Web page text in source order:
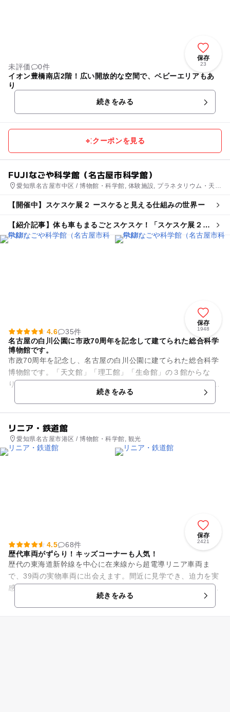
保存
23
未評価
0件
イオン豊橋南店2階！広い開放的な空間で、ベビーエリアもあ
り
続きをみる
クーポンを見る
FUJIなごや科学館（名古屋市科学館）
愛知県名古屋市中区 / 博物館・科学館, 体験施設, プラネタリウム・天文
【開催中】スケスケ展２ ースケると見える仕組みの世界ー
【紹介記事】体も車もまるごとスケスケ！「スケスケ展２」
がFUJIなごや科学館で開催
保存
1948
4.6
35件
名古屋の白川公園に市政70周年を記念して建てられた総合科学
博物館です。
市政70周年を記念し、名古屋の白川公園に建てられた総合科学
博物館です。「天文館」「理工館」「生命館」の３館からな
り、自然界のさまざまな科学現象を紹介しています。 「みて、
続きをみる
リニア・鉄道館
愛知県名古屋市港区 / 博物館・科学館, 観光
保存
2421
4.5
68件
歴代車両がずらり！キッズコーナーも人気！
歴代の東海道新幹線を中心に在来線から超電導リニア車両ま
で、39両の実物車両に出会えます。間近に見学でき、迫力を実
感できます。「鉄道の24時間」がテーマの鉄道ジオラマも人気
続きをみる